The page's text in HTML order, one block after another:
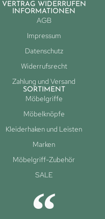
VERTRAG WIDERRUFEN
INFORMATIONEN
AGB
Impressum
Datenschutz
Widerrufsrecht
Zahlung und Versand
SORTIMENT
Möbelgriffe
Möbelknöpfe
Kleiderhaken und Leisten
Marken
Möbelgriff-Zubehör
SALE